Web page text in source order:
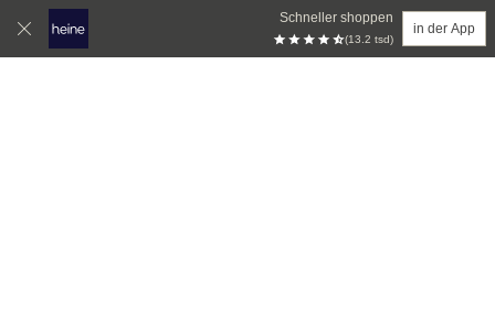
Schneller shoppen
(13.2 tsd)
in der App